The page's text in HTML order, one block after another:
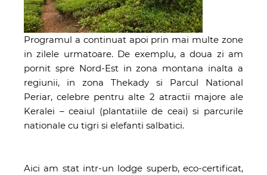
Programul a continuat apoi prin mai multe zone
in zilele urmatoare. De exemplu, a doua zi am
pornit spre Nord-Est in zona montana inalta a
regiunii, in zona Thekady si Parcul National
Periar, celebre pentru alte 2 atractii majore ale
Keralei – ceaiul (plantatiile de ceai) si parcurile
nationale cu tigri si elefanti salbatici.
Aici am stat intr-un lodge superb, eco-certificat,